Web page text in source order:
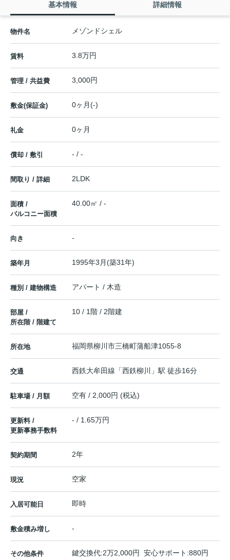
基本情報 詳細情報
物件名 メゾンドシェル
賃料 3.8万円
管理 / 共益費 3,000円
敷金(保証金) 0ヶ月(-)
礼金 0ヶ月
償却 / 敷引 - / -
間取り / 詳細 2LDK
面積 /
バルコニー面積
40.00㎡ / -
向き -
築年月 1995年3月(築31年)
種別 / 建物構造 アパート / 木造
部屋 /
所在階 / 階建て
10 / 1階 / 2階建
所在地 福岡県柳川市三橋町蒲船津1055-8
交通 西鉄大牟田線 「西鉄柳川 」駅 徒歩16分
駐車場 / 月額 空有 / 2,000円 (税込)
更新料 /
更新事務手数料
- / 1.65万円
契約期間 2年
現況 空家
入居可能日 即時
敷金積み増し -
その他条件
鍵交換代:2万2,000円 安心サポート:880円